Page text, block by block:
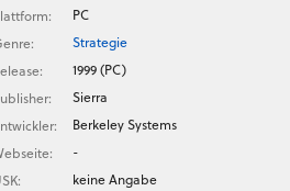
PC
Strategie
1999 (PC)
Sierra
Berkeley Systems
-
keine Angabe